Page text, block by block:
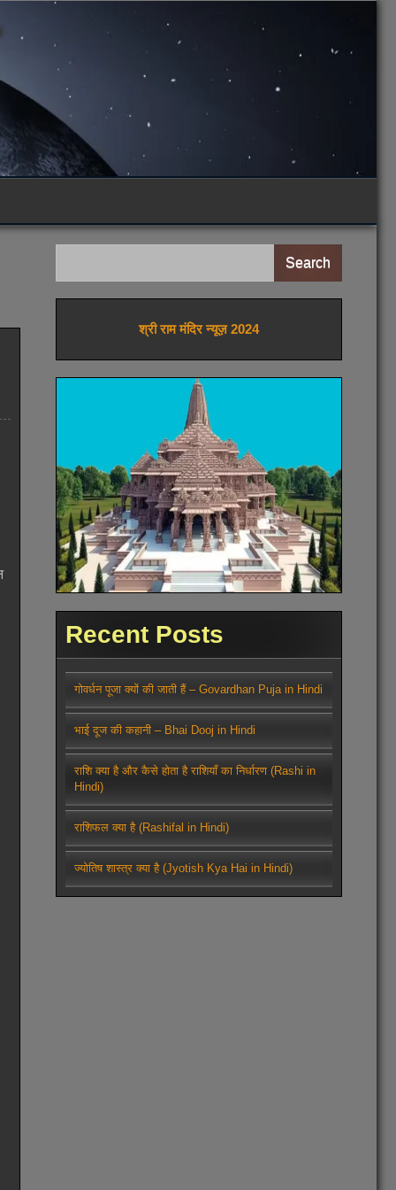
Search
श्री राम मंदिर न्यूज़ 2024
Recent Posts
गोवर्धन पूजा क्यों की जाती हैं – Govardhan Puja in Hindi
भाई दूज की कहानी – Bhai Dooj in Hindi
राशि क्या है और कैसे होता है राशियाँ का निर्धारण (Rashi in
Hindi)
राशिफल क्या है (Rashifal in Hindi)
ज्योतिष शास्त्र क्या है (Jyotish Kya Hai in Hindi)